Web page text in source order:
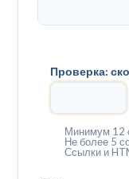
Проверка:
Минимум 12
Не более 5
Ссылки и